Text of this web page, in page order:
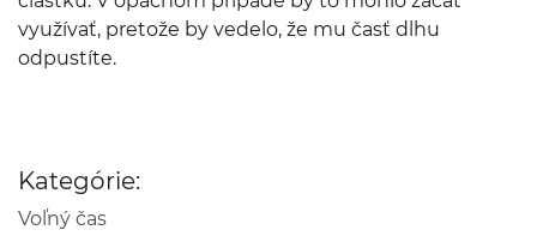
využívať, pretože by vedelo, že mu časť dlhu
odpustíte.
Kategórie:
Voľný čas